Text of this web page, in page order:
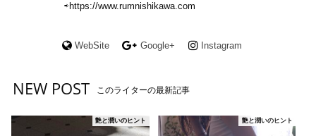
⇨https://www.rumnishikawa.com
WebSite Google+ Instagram
NEW POST このライターの最新記事
艶と潤いのヒント 艶と潤いのヒント